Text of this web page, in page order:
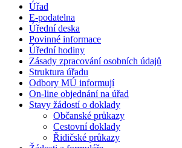
Úřad
E-podatelna
Úřední deska
Povinné informace
Úřední hodiny
Zásady zpracování osobních údajů
Struktura úřadu
Odbory MÚ informují
On-line objednání na úřad
Stavy žádostí o doklady
Občanské průkazy
Cestovní doklady
Řidičské průkazy